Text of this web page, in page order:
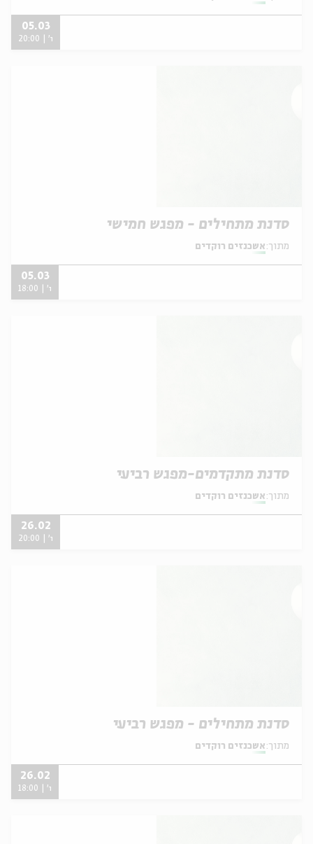
05.03
ו' | 20:00
סדנת מתחילים - מפגש חמישי
מתוך: אשכנזים רוקדים
05.03
ו' | 18:00
סדנת מתקדמים-מפגש רביעי
מתוך: אשכנזים רוקדים
26.02
ו' | 20:00
סדנת מתחילים - מפגש רביעי
מתוך: אשכנזים רוקדים
26.02
ו' | 18:00